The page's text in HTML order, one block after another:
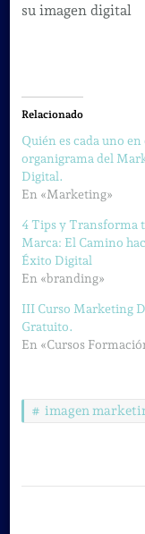
su imagen digital
Relacionado
Quién es cada uno en
organigrama del
Digital.
En «Marketing»
4 Tips y Transforma
Marca: El Camino
Éxito Digital
En «branding»
III Curso Marketing
Gratuito.
En «Cursos
imagen